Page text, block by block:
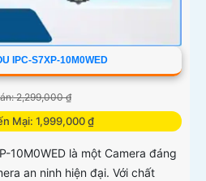
IPC-S7XP-10M0WED
2,299,000 ₫
Mại: 1,999,000 ₫
10M0WED là một Camera đáng
an ninh hiện đại. Với chất